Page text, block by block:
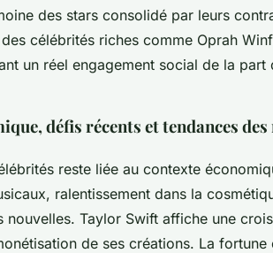
des stars consolidé par leurs
célébrités riches comme Oprah
un réel engagement social de la part
défis récents et tendances
reste liée au contexte
ralentissement dans la
nouvelles. Taylor Swift affiche une
de ses créations. La